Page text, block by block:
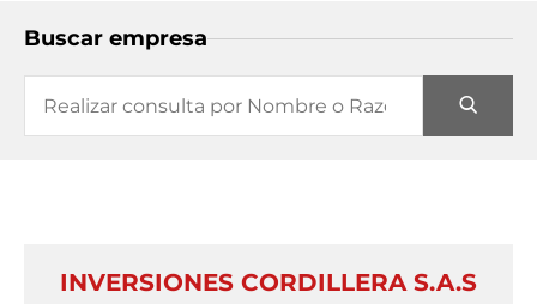
Buscar empresa
INVERSIONES CORDILLERA S.A.S